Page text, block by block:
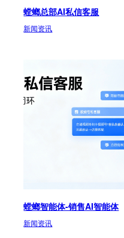
螳螂总部AI私信客服
新闻资讯
螳螂智能体-销售AI智能体
新闻资讯